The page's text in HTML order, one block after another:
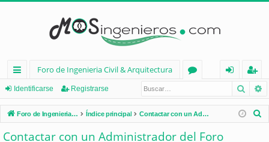
nl
ac
es
Foro de Ingenieria Civil & Arquitectura
os
nt
ifi
eg
ist
ra
Identificarse Registrarse
Foro de Ingenieria Civil & Arquitectura Índice principal Contactar con un Administrador del Foro
Contactar con un Administrador del Foro